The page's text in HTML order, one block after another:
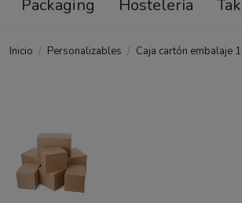
Packaging Hostelería
Inicio Personalizables Caja cartón embalaje